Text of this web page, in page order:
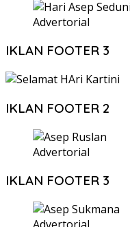
Advertorial
IKLAN FOOTER 3
IKLAN FOOTER 2
Advertorial
IKLAN FOOTER 3